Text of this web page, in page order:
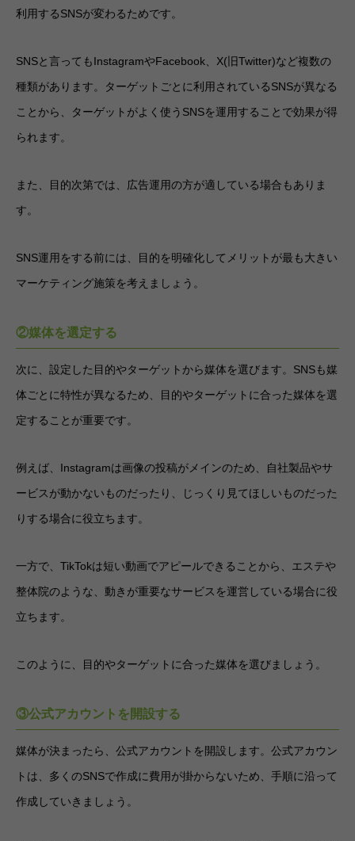
利用するSNSが変わるためです。
SNSと言ってもInstagramやFacebook、X(旧Twitter)など複数の
種類があります。ターゲットごとに利用されているSNSが異なる
ことから、ターゲットがよく使うSNSを運用することで効果が得
られます。
また、目的次第では、広告運用の方が適している場合もありま
す。
SNS運用をする前には、目的を明確化してメリットが最も大きい
マーケティング施策を考えましょう。
②媒体を選定する
次に、設定した目的やターゲットから媒体を選びます。SNSも媒
体ごとに特性が異なるため、目的やターゲットに合った媒体を選
定することが重要です。
例えば、Instagramは画像の投稿がメインのため、自社製品やサ
ービスが動かないものだったり、じっくり見てほしいものだった
りする場合に役立ちます。
一方で、TikTokは短い動画でアピールできることから、エステや
整体院のような、動きが重要なサービスを運営している場合に役
立ちます。
このように、目的やターゲットに合った媒体を選びましょう。
③公式アカウントを開設する
媒体が決まったら、公式アカウントを開設します。公式アカウン
トは、多くのSNSで作成に費用が掛からないため、手順に沿って
作成していきましょう。